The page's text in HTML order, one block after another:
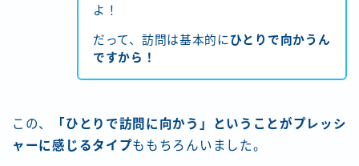
よ！
だって、訪問は基本的に ひとりで向かうん
ですから！
この、
「ひとりで訪問に向かう」ということがプレッシ
ャーに感じるタイプももちろんいました。